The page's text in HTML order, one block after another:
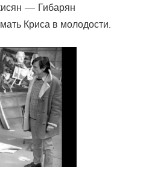
— Гибарян
Криса в молодости.